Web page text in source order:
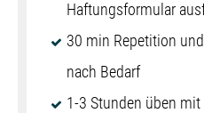
Haftungsformular
30 min Repetition
nach Bedarf
1-3 Stunden üben